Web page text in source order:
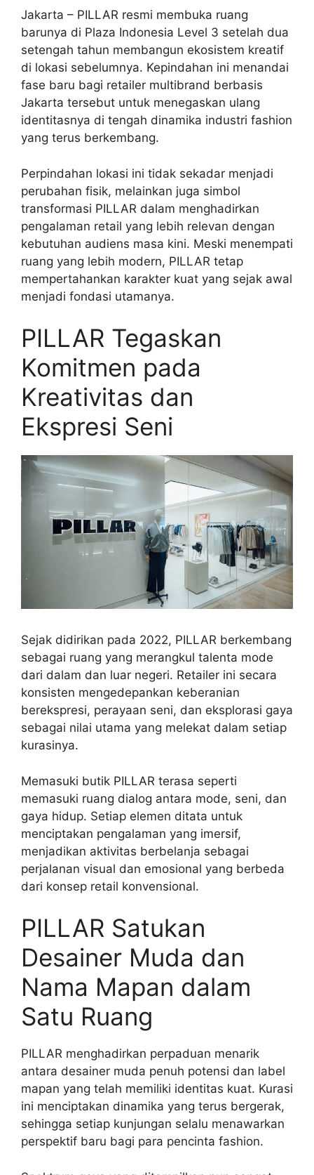
Jakarta – PILLAR resmi membuka ruang
barunya di Plaza Indonesia Level 3 setelah dua
setengah tahun membangun ekosistem kreatif
di lokasi sebelumnya. Kepindahan ini menandai
fase baru bagi retailer multibrand berbasis
Jakarta tersebut untuk menegaskan ulang
identitasnya di tengah dinamika industri fashion
yang terus berkembang.
Perpindahan lokasi ini tidak sekadar menjadi
perubahan fisik, melainkan juga simbol
transformasi PILLAR dalam menghadirkan
pengalaman retail yang lebih relevan dengan
kebutuhan audiens masa kini. Meski menempati
ruang yang lebih modern, PILLAR tetap
mempertahankan karakter kuat yang sejak awal
menjadi fondasi utamanya.
PILLAR Tegaskan
Komitmen pada
Kreativitas dan
Ekspresi Seni
Sejak didirikan pada 2022, PILLAR berkembang
sebagai ruang yang merangkul talenta mode
dari dalam dan luar negeri. Retailer ini secara
konsisten mengedepankan keberanian
berekspresi, perayaan seni, dan eksplorasi gaya
sebagai nilai utama yang melekat dalam setiap
kurasinya.
Memasuki butik PILLAR terasa seperti
memasuki ruang dialog antara mode, seni, dan
gaya hidup. Setiap elemen ditata untuk
menciptakan pengalaman yang imersif,
menjadikan aktivitas berbelanja sebagai
perjalanan visual dan emosional yang berbeda
dari konsep retail konvensional.
PILLAR Satukan
Desainer Muda dan
Nama Mapan dalam
Satu Ruang
PILLAR menghadirkan perpaduan menarik
antara desainer muda penuh potensi dan label
mapan yang telah memiliki identitas kuat. Kurasi
ini menciptakan dinamika yang terus bergerak,
sehingga setiap kunjungan selalu menawarkan
perspektif baru bagi para pencinta fashion.